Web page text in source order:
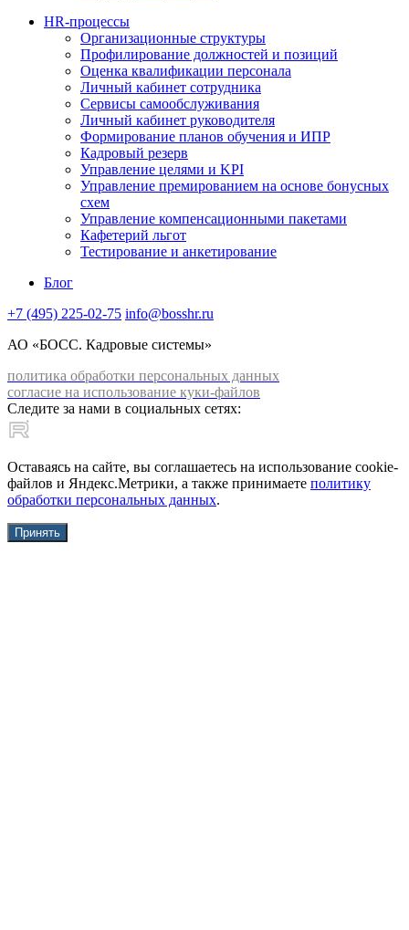
HR-процессы
Организационные структуры
Профилирование должностей и позиций
Оценка квалификации персонала
Личный кабинет сотрудника
Сервисы самообслуживания
Личный кабинет руководителя
Формирование планов обучения и ИПР
Кадровый резерв
Управление целями и KPI
Управление премированием на основе бонусных
схем
Управление компенсационными пакетами
Кафетерий льгот
Тестирование и анкетирование
Блог
+7 (495) 225-02-75 info@bosshr.ru
АО «БОСС. Кадровые системы»
политика обработки персональных данных
согласие на использование куки-файлов
Следите за нами в социальных сетях:
Оставаясь на сайте, вы соглашаетесь на использование cookie-
файлов и Яндекс.Метрики, а также принимаете политику
обработки персональных данных.
Принять